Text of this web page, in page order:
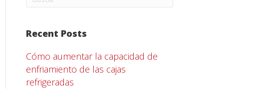
Recent Posts
Cómo aumentar la capacidad de
enfriamiento de las cajas
refrigeradas